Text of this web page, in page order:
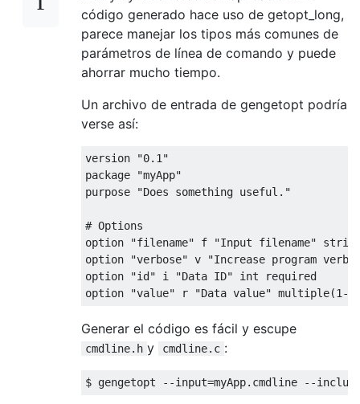
código generado hace uso de getopt_long,
parece manejar los tipos más comunes de
parámetros de línea de comando y puede
ahorrar mucho tiempo.
Un archivo de entrada de gengetopt podría
verse así:
version
"0.1"
package
"myApp"
purpose
"Does something useful."
# Options
option
"filename" f "Input filename"
option
"verbose" v
"Increase program
option
"id" i "Data ID" int required
option
"value" r "Data value" multiple(1 -)
Generar el código es fácil y escupe
cmdline.h y cmdline.c :
$ gengetopt --input=myApp. cmdline --